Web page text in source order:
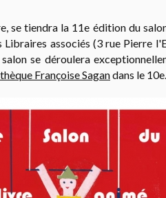
se tiendra la 11e édition du
associés (3 rue Pierre
se déroulera
Françoise Sagandans le 10e.